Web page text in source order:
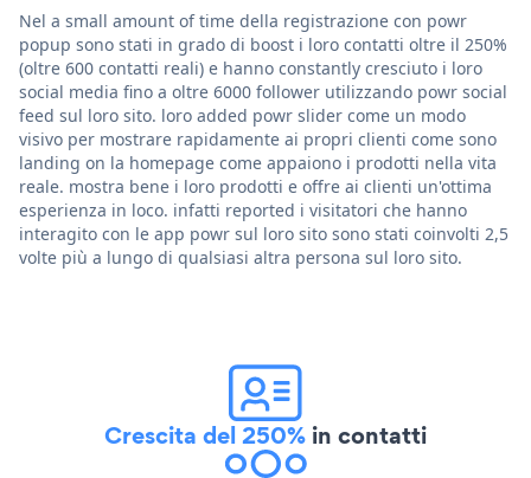
Nel a small amount of time della registrazione con powr
popup sono stati in grado di boost i loro contatti oltre il 250%
(oltre 600 contatti reali) e hanno constantly cresciuto i loro
social media fino a oltre 6000 follower utilizzando powr social
feed sul loro sito. loro added powr slider come un modo
visivo per mostrare rapidamente ai propri clienti come sono
landing on la homepage come appaiono i prodotti nella vita
reale. mostra bene i loro prodotti e offre ai clienti un'ottima
esperienza in loco. infatti reported i visitatori che hanno
interagito con le app powr sul loro sito sono stati coinvolti 2,5
volte più a lungo di qualsiasi altra persona sul loro sito.
Crescita del 250% in contatti